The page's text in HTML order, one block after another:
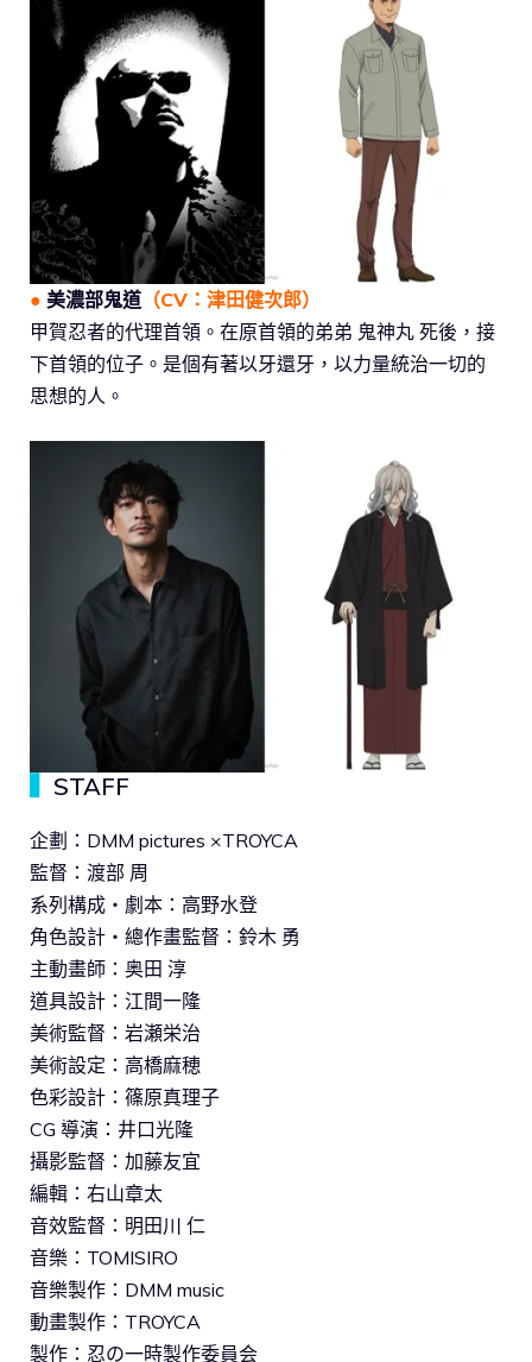
● 美濃部鬼道 （CV： 津田健次郎）
甲賀忍者的代理首領。在原首領的弟弟 鬼神丸 死後，接
下首領的位子。是個有著以牙還牙，以力量統治一切的
思想的人。
STAFF
企劃：DMM pictures ×TROYCA
監督：渡部 周
系列構成・劇本：高野水登
角色設計・總作畫監督：鈴木 勇
主動畫師：奥田 淳
道具設計：江間一隆
美術監督：岩瀬栄治
美術設定：高橋麻穂
色彩設計：篠原真理子
CG 導演：井口光隆
攝影監督：加藤友宜
編輯：右山章太
音效監督：明田川 仁
音樂：TOMISIRO
音樂製作：DMM music
動畫製作：TROYCA
製作：忍の一時製作委員会